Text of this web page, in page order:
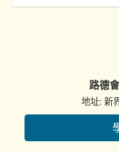
路德
地址: 新